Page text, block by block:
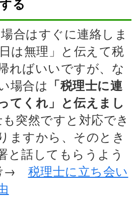
合はすぐに連絡しま
日は無理」と伝えて税
ればいいですが、な
場合は 「税理士に連
てくれ」と伝えまし
突然ですと対応でき
ますから、そのとき
と話してもらうよう
→ 税理士に立ち会い